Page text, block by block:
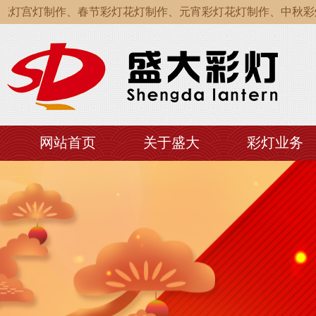
制作、春节彩灯花灯制作、元宵彩灯花灯制作、中秋彩
制作、春节彩灯花灯制作、元宵彩灯花灯制作、中秋彩
网站首页 关于盛大 彩灯业务